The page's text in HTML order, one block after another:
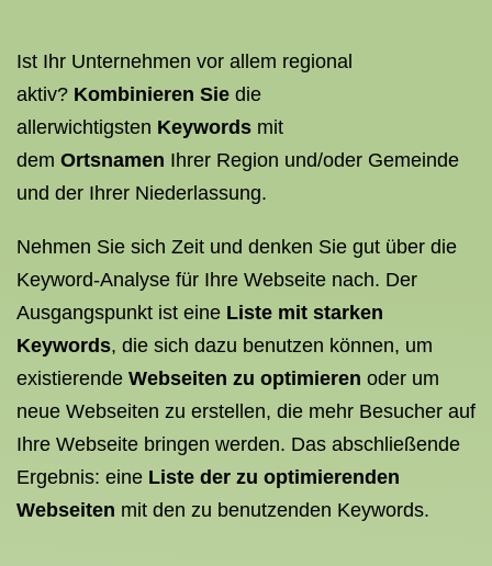
Ist Ihr Unternehmen vor allem regional
aktiv? Kombinieren Sie die
allerwichtigsten Keywords mit
dem Ortsnamen Ihrer Region und/oder Gemeinde
und der Ihrer Niederlassung.
Nehmen Sie sich Zeit und denken Sie gut über die
Keyword-Analyse für Ihre Webseite nach. Der
Ausgangspunkt ist eine Liste mit starken
Keywords, die sich dazu benutzen können, um
existierende Webseiten zu optimieren oder um
neue Webseiten zu erstellen, die mehr Besucher auf
Ihre Webseite bringen werden. Das abschließende
Ergebnis: eine Liste der zu optimierenden
Webseiten mit den zu benutzenden Keywords.